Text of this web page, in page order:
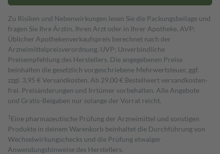
Zu Risiken und Nebenwirkungen lesen Sie die Packungsbeilage und
fragen Sie Ihre Ärztin, Ihren Arzt oder in Ihrer Apotheke. AVP:
Üblicher Apothekenverkaufspreis berechnet nach der
Arzneimittelpreisverordnung. UVP: Unverbindliche
Preisempfehlung des Herstellers. Die angegebenen Preise
beinhalten die gesetzlich vorgeschriebene Mehrwertsteuer, ggf.
zzgl. 3,95 € Versandkosten. Ab 29,00 € Bestell­wert versand­kosten­
frei. Preisänderungen und Irrtümer vorbehalten. Alle Angebote
und Gratis-Beigaben nur solange der Vorrat reicht.
1 Eine pharmazeutische Prüfung der Arzneimittel und sonstigen
Produkte in deinem Warenkorb beinhaltet die Durchführung von
Wechselwirkungschecks und die Prüfung etwaiger
Anwendungshinweise des Herstellers.